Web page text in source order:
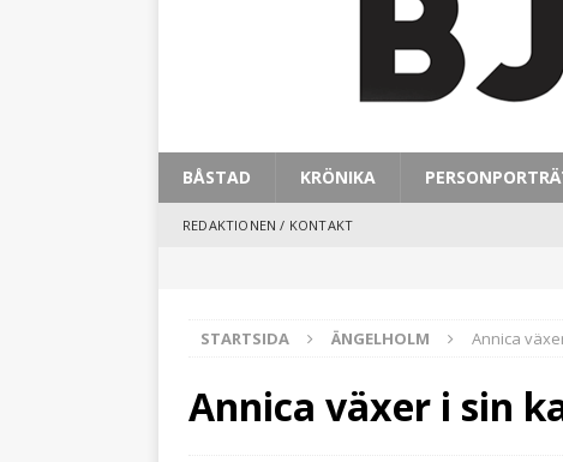
BÅSTAD KRÖNIKA
REDAKTIONEN / KONTAKT
STARTSIDA ÄNGELHOLM Annica
Annica växer i sin